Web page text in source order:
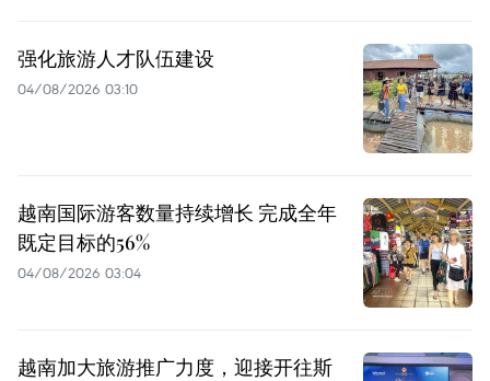
强化旅游人才队伍建设
04/08/2026 03:10
越南国际游客数量持续增长 完成全年
既定目标的56%
04/08/2026 03:04
越南加大旅游推广力度，迎接开往斯